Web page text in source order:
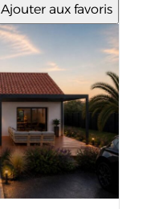
Ajouter aux favoris